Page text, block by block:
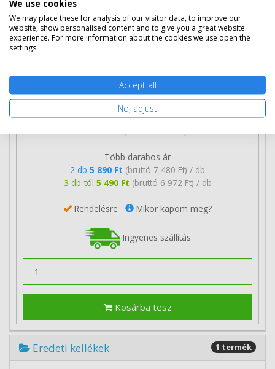
Több darabos ár
2 db 5 890 Ft (bruttó 7 480 Ft) / db
3 db-tól 5 490 Ft (bruttó 6 972 Ft) / db
Rendelésre Mikor kapom meg?
Ingyenes szállítás
Kosárba tesz
Eredeti kellékek 1 termék
We use cookies
We may place these for analysis of our visitor data, to improve our
website, show personalised content and to give you a great website
experience. For more information about the cookies we use open the
settings.
Accept all
No, adjust